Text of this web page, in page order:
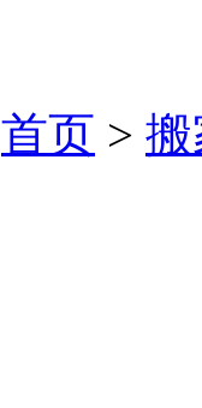
首页 >